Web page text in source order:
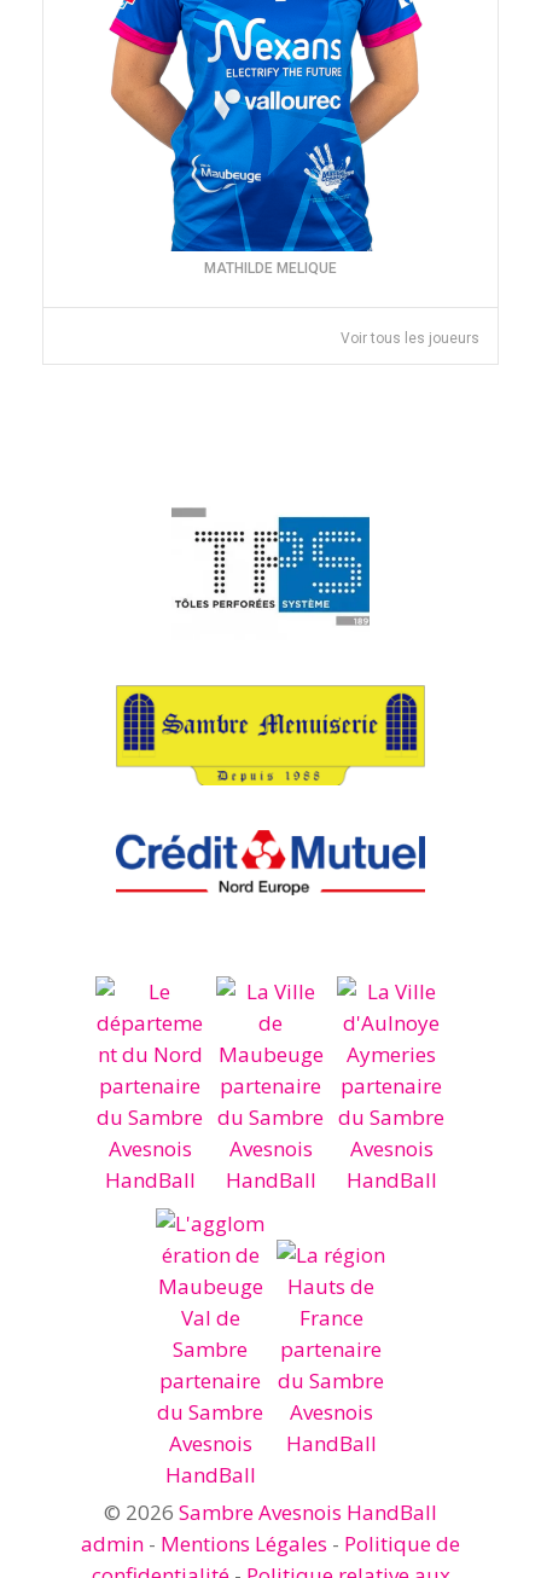
MATHILDE MELIQUE
Voir tous les joueurs
© 2026 Sambre Avesnois HandBall
admin - Mentions Légales - Politique de